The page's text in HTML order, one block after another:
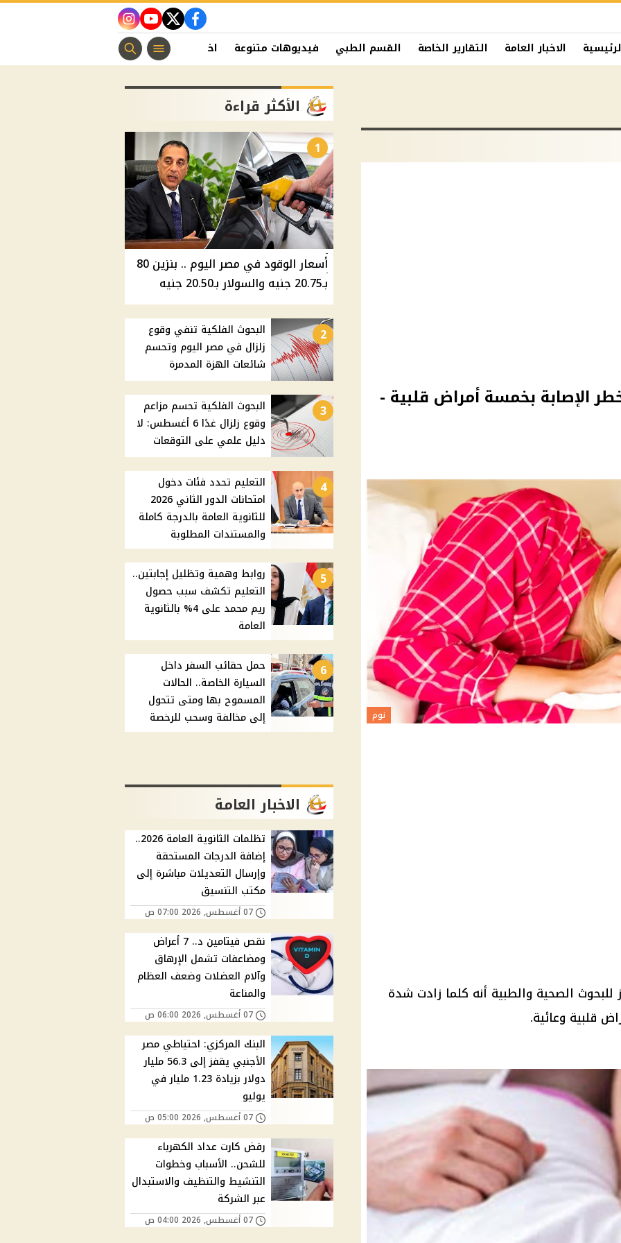
facebook
twitter
youtube
instagram
الاخبار العامة التقارير الخاصة القسم الطبي فيديوهات متنوعة اخبار الفن منوعات مسيحية
الإصابة بخمسة أمراض قلبية -
نوم
الصحية والطبية أنه كلما زادت شدة
قلبية وعائية.
الأكثر قراءة
1
أسعار الوقود في مصر اليوم .. بنزين 80
بـ20.75 جنيه والسولار بـ20.50 جنيه
2
البحوث الفلكية تنفي وقوع
زلزال في مصر اليوم وتحسم
شائعات الهزة المدمرة
3
البحوث الفلكية تحسم مزاعم
وقوع زلزال غدًا 6 أغسطس: لا
دليل علمي على التوقعات
4
التعليم تحدد فئات دخول
امتحانات الدور الثاني 2026
للثانوية العامة بالدرجة كاملة
والمستندات المطلوبة
5
روابط وهمية وتظليل إجابتين..
التعليم تكشف سبب حصول
ريم محمد على 4% بالثانوية
العامة
6
حمل حقائب السفر داخل
السيارة الخاصة.. الحالات
المسموح بها ومتى تتحول
إلى مخالفة وسحب للرخصة
الاخبار العامة
تظلمات الثانوية العامة 2026..
إضافة الدرجات المستحقة
وإرسال التعديلات مباشرة إلى
مكتب التنسيق
07 أغسطس, 2026 07:00 ص
نقص فيتامين د.. 7 أعراض
ومضاعفات تشمل الإرهاق
وآلام العضلات وضعف العظام
والمناعة
07 أغسطس, 2026 06:00 ص
البنك المركزي: احتياطي مصر
الأجنبي يقفز إلى 56.3 مليار
دولار بزيادة 1.23 مليار في
يوليو
07 أغسطس, 2026 05:00 ص
رفض كارت عداد الكهرباء
للشحن.. الأسباب وخطوات
التنشيط والتنظيف والاستبدال
عبر الشركة
07 أغسطس, 2026 04:00 ص